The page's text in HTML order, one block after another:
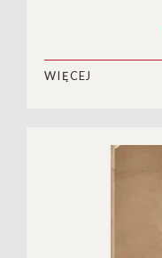
WIĘCEJ